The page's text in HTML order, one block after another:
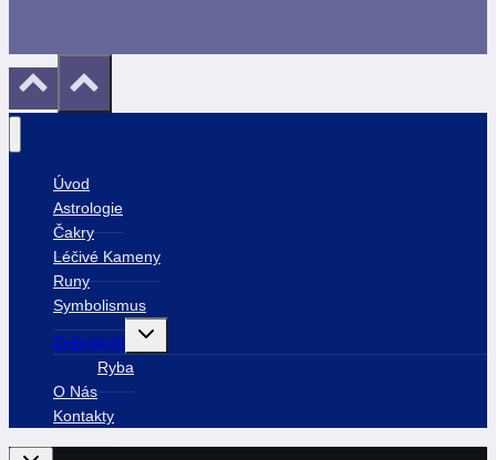
Úvod
Astrologie
Čakry
Léčivé Kameny
Runy
Symbolismus
Zvěrokruh
Toggle
Ryba
O Nás
Kontakty